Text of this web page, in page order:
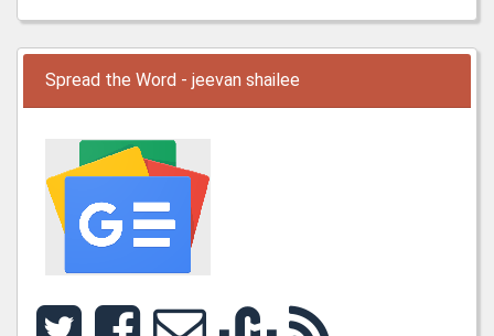
Spread the Word - jeevan shailee